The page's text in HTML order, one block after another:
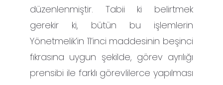
düzenlenmiştir. Tabii ki belirtmek
gerekir ki, bütün bu işlemlerin
Yönetmelik’in 11’inci maddesinin beşinci
fıkrasına uygun şekilde, görev ayrılığı
prensibi ile farklı görevlilerce yapılması